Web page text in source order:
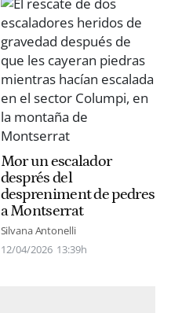
Mor un escalador
després del
despreniment de pedres
a Montserrat
Silvana Antonelli
12/04/2026 13:39h